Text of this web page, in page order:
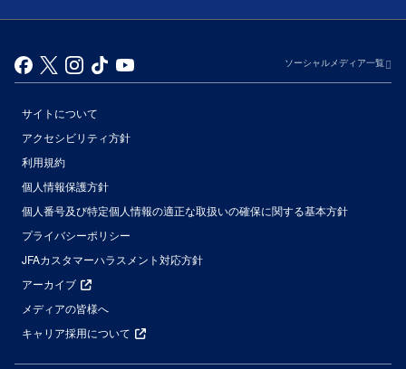
ソーシャルメディア一覧
サイトについて
アクセシビリティ方針
利用規約
個人情報保護方針
個人番号及び特定個人情報の適正な取扱いの確保に関する基本方針
プライバシーポリシー
JFAカスタマーハラスメント対応方針
アーカイブ
メディアの皆様へ
キャリア採用について